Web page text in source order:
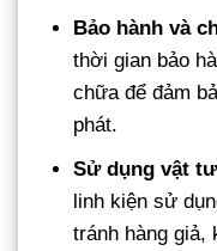
Bảo hành và
thời gian bảo
chữa để đảm
phát.
Sử dụng vật
linh kiện sử
tránh hàng giả,